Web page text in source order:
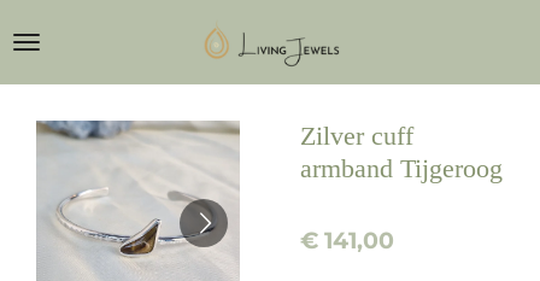
direct
naar
hoofdinhoud
Zilver cuff
armband Tijgeroog
€ 141,00